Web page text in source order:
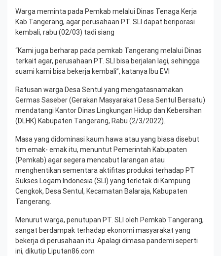
Warga meminta pada Pemkab melalui Dinas Tenaga Kerja
Kab Tangerang, agar perusahaan PT. SLI dapat beriporasi
kembali, rabu (02/03) tadi siang
“Kami juga berharap pada pemkab Tangerang melalui Dinas
terkait agar, perusahaan PT. SLI bisa berjalan lagi, sehingga
suami kami bisa bekerja kembali”, katanya Ibu EVI
Ratusan warga Desa Sentul yang mengatasnamakan
Germas Saseber (Gerakan Masyarakat Desa Sentul Bersatu)
mendatangi Kantor Dinas Lingkungan Hidup dan Kebersihan
(DLHK) Kabupaten Tangerang, Rabu (2/3/2022).
Masa yang didominasi kaum hawa atau yang biasa disebut
tim emak- emak itu, menuntut Pemerintah Kabupaten
(Pemkab) agar segera mencabut larangan atau
menghentikan sementara aktifitas produksi terhadap PT
Sukses Logam Indonesia (SLI) yang terletak di Kampung
Cengkok, Desa Sentul, Kecamatan Balaraja, Kabupaten
Tangerang.
Menurut warga, penutupan PT. SLI oleh Pemkab Tangerang,
sangat berdampak terhadap ekonomi masyarakat yang
bekerja di perusahaan itu. Apalagi dimasa pandemi seperti
ini, dikutip Liputan86.com